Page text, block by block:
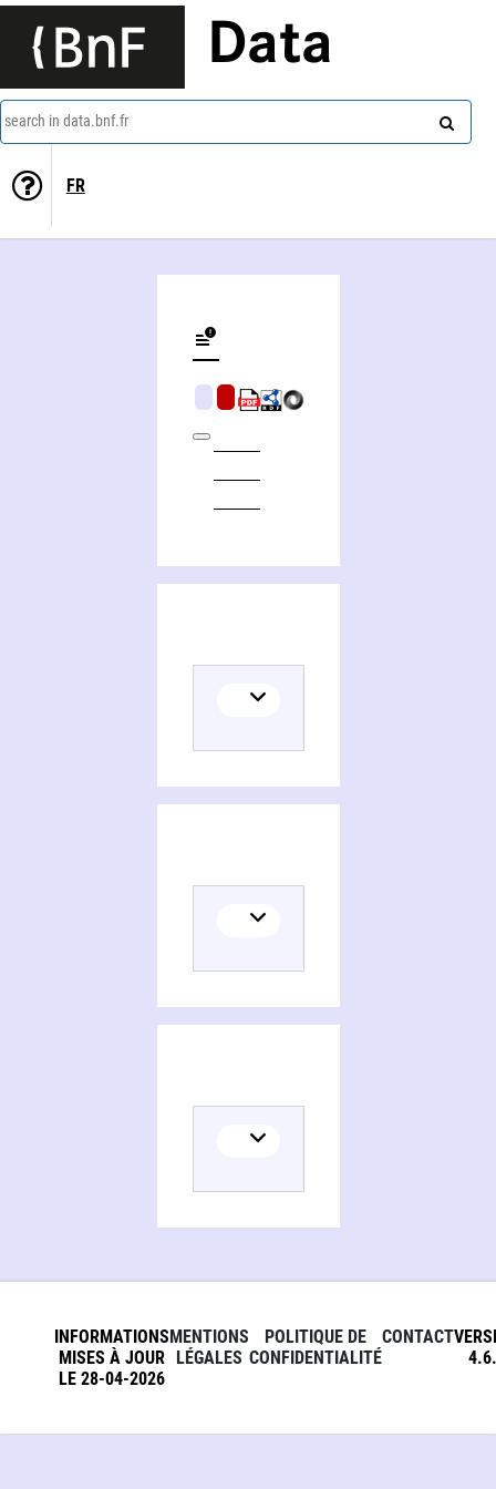
Data
search in data.bnf.fr
FR
INFORMATIONS
MISES À JOUR
LE 28-04-2026
MENTIONS
LÉGALES
POLITIQUE DE
CONFIDENTIALITÉ
CONTACT